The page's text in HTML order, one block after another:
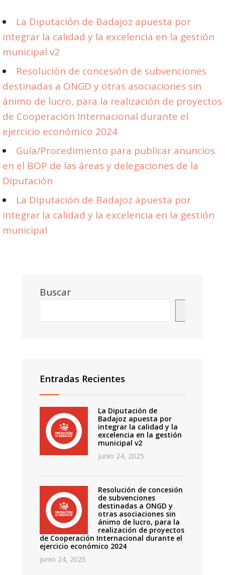
La Diputación de Badajoz apuesta por
integrar la calidad y la excelencia en la gestión
municipal v2
Resolución de concesión de subvenciones
destinadas a ONGD y otras asociaciones sin
ánimo de lucro, para la realización de proyectos
de Cooperación Internacional durante el
ejercicio económico 2024
Guía/Procedimiento para publicar anuncios
en el BOP de las áreas y delegaciones de la
Diputación
La Diputación de Badajoz apuesta por
integrar la calidad y la excelencia en la gestión
municipal
Buscar
Entradas Recientes
La Diputación de
Badajoz apuesta por
integrar la calidad y la
excelencia en la gestión
municipal v2
junio 24, 2025
Resolución de concesión
de subvenciones
destinadas a ONGD y
otras asociaciones sin
ánimo de lucro, para la
realización de proyectos
de Cooperación Internacional durante el
ejercicio económico 2024
junio 24, 2025